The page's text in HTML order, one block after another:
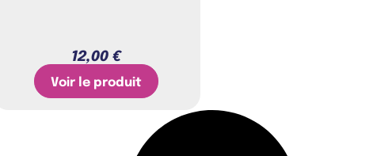
12,00€
Voir le produit